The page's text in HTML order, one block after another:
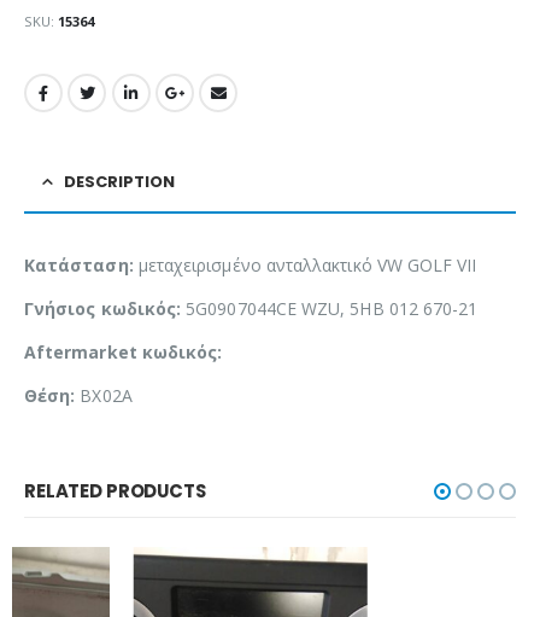
SKU: 15364
DESCRIPTION
Κατάσταση: μεταχειρισμένο ανταλλακτικό VW GOLF VII
Γνήσιος κωδικός: 5G0907044CE WZU, 5HB 012 670-21
Aftermarket κωδικός:
Θέση: BX02A
RELATED PRODUCTS